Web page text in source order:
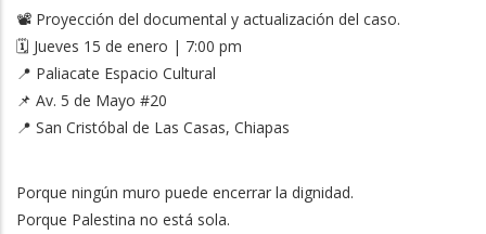
📽 Proyección del documental y actualización del caso.
🗓 Jueves 15 de enero | 7:00 pm
📍 Paliacate Espacio Cultural
📌 Av. 5 de Mayo #20
📍 San Cristóbal de Las Casas, Chiapas
Porque ningún muro puede encerrar la dignidad.
Porque Palestina no está sola.